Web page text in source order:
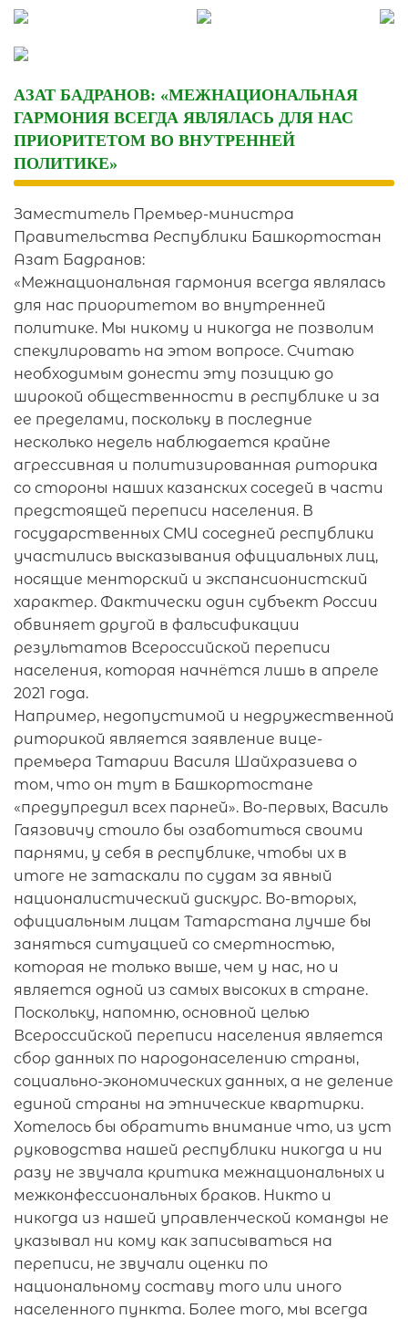
Skip
content
АЗАТ БАДРАНОВ: «МЕЖНАЦИОНАЛЬНАЯ
ГАРМОНИЯ ВСЕГДА ЯВЛЯЛАСЬ ДЛЯ НАС
ПРИОРИТЕТОМ ВО ВНУТРЕННЕЙ
ПОЛИТИКЕ»
Заместитель Премьер-министра
Правительства Республики Башкортостан
Азат Бадранов:
«Межнациональная гармония всегда являлась
для нас приоритетом во внутренней
политике. Мы никому и никогда не позволим
спекулировать на этом вопросе. Считаю
необходимым донести эту позицию до
широкой общественности в республике и за
ее пределами, поскольку в последние
несколько недель наблюдается крайне
агрессивная и политизированная риторика
со стороны наших казанских соседей в части
предстоящей переписи населения. В
государственных СМИ соседней республики
участились высказывания официальных лиц,
носящие менторский и экспансионистский
характер. Фактически один субъект России
обвиняет другой в фальсификации
результатов Всероссийской переписи
населения, которая начнётся лишь в апреле
2021 года.
Например, недопустимой и недружественной
риторикой является заявление вице-
премьера Татарии Василя Шайхразиева о
том, что он тут в Башкортостане
«предупредил всех парней». Во-первых, Василь
Гаязовичу стоило бы озаботиться своими
парнями, у себя в республике, чтобы их в
итоге не затаскали по судам за явный
националистический дискурс. Во-вторых,
официальным лицам Татарстана лучше бы
заняться ситуацией со смертностью,
которая не только выше, чем у нас, но и
является одной из самых высоких в стране.
Поскольку, напомню, основной целью
Всероссийской переписи населения является
сбор данных по народонаселению страны,
социально-экономических данных, а не деление
единой страны на этнические квартирки.
Хотелось бы обратить внимание что, из уст
руководства нашей республики никогда и ни
разу не звучала критика межнациональных и
межконфессиональных браков. Никто и
никогда из нашей управленческой команды не
указывал ни кому как записываться на
переписи, не звучали оценки по
национальному составу того или иного
населенного пункта. Более того, мы всегда